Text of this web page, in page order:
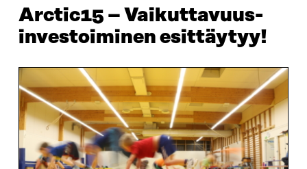
Arctic15 – Vaikuttavuus­
investoiminen esittäytyy!